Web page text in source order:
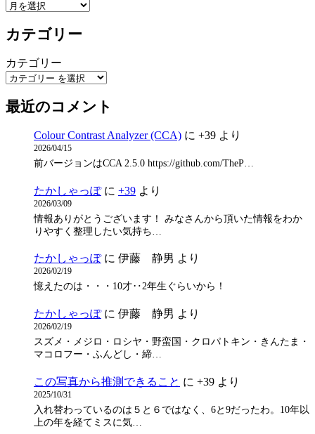
カテゴリー
カテゴリー
最近のコメント
Colour Contrast Analyzer (CCA) に +39 より
2026/04/15
前バージョンはCCA 2.5.0 https://github.com/TheP…
たかしゃっぽに +39 より
2026/03/09
情報ありがとうございます！ みなさんから頂いた情報をわか
りやすく整理したい気持ち…
たかしゃっぽに 伊藤 静男 より
2026/02/19
憶えたのは・・・10才‥2年生ぐらいから！
たかしゃっぽに 伊藤 静男 より
2026/02/19
スズメ・メジロ・ロシヤ・野蛮国・クロパトキン・きんたま・
マコロフー・ふんどし・締…
この写真から推測できること に +39 より
2025/10/31
入れ替わっているのは５と６ではなく、6と9だったわ。10年以
上の年を経てミスに気…